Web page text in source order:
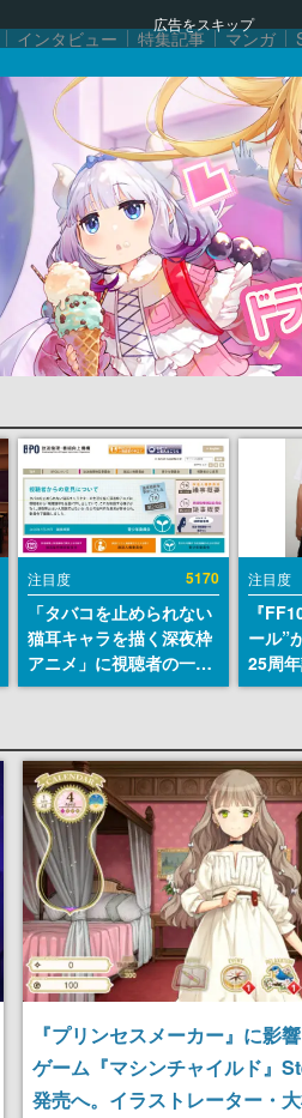
広告をスキップ
インタビュー 特集記事 マンガ
注目度 5170
「タバコを止められない
猫耳キャラを描く深夜枠
アニメ」に視聴者の一部
から批判意見。違法薬物
す
注目度
『
ール”
25周
『プリンセスメーカー』に影
ゲーム『マシンチャイルド』
発売へ。イラストレーター・